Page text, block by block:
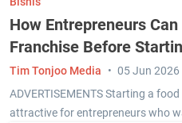
How Entrepreneurs
Franchise Before
ADVERTISEMENTS Starting a
attractive for entrepreneurs who
Tim Tonjoo Media 05 Jun 2026